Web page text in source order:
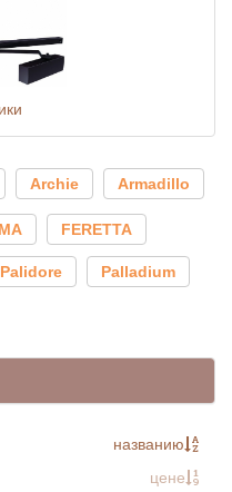
Archie Armadillo
FERETTA
Palidore Palladium
названию
цене